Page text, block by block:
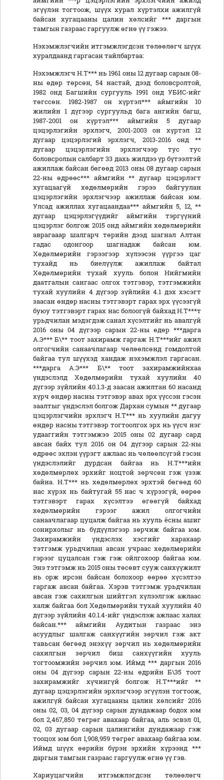
эгүүлэн тогтоож, шүүх хурал хүртэлхи ажилгүй
байсан хугацааны цалин хөлсийг *** даргын
тамгын газраас гаргуулж өгнө үү гэжээ.
Нэхэмжлэгчийн итгэмжлэгдсэн төлөөлөгч шүүх
хуралдаанд гаргасан тайлбартаа:
Нэхэмжлэгч Н.Т*** нь 1961 оны 12 дугаар сарын 08-
ны өдөр төрсөн, 54 настай, дээд боловсролтой,
1982 онд Багшийн сургууль 1991 онд УБИС-ийг
төгссөн. 1982-1987 он хүртэл*** аймгийн 10
жилийн 1 дүгээр сургуульд бага ангийн багш,
1987-2001 он хүртэл*** аймгийн 5 дугаар
цэцэрлэгийн эрхлэгч, 2001-2003 он хүртэл 12
дугаар цэцэрлэгий эрхлэгч, 2013-2016 онд **
дугаар цэцэрлэгийн эрхлэгчээр тус тус
боловсролын салбарт 33 дахь жилдээ үр бүтээлтэй
ажиллаж байсан бөгөөд 2013 оны 08 дугаар сарын
22-ны өдрөөс*** аймгийн ** дугаар цэцэрлэгт
хугацаагүй хөдөлмөрийн гэрээ байгуулан
цэцэрлэгийн эрхлэгчээр ажиллаж байсан юм.
Улсад ажиллах хугацаандаа*** аймгийн 5, 12, **
дугаар цэцэрлэгүүдийг аймгийн тэргүүний
цэцэрлэг болгож 2015 онд аймгийн хөдөлмөрийн
аврагааар шалгарч төрийн дээд шагнал Алтан
гадас одонгоор шагнадаж байсан юм.
Хөдөлмөрийн гэрээгээр хүлээсэн үүргээ цаг
тухайд нь биелүүлж ажиллаж байтал
Хөдөлмөрийн тухай хууль болон Нийгмийн
даатгалын сангаас олгох тэтгэвэр, тэтгэмжийн
тухай хуулийн 4 дүгээр зүйлийн 4.1 дэх хэсэгт
заасан өндөр насны тэтгэвэрт гарах эрх үүсээгүй
буюу тэтгэвэрт гарах нас болоогүй байхад Н.Т***т
урьдчилан мэдэгдэж санал хүсэлтийг нь авалгүй
2016 оны 04 дүгээр сарын 22-ны өдөр ***дарга
А.Э*** Б\** тоот захирамж гаргаж Н.Т***ийг ажил
олгогчийн санаачлагаар чөлөөлсөнд гомдолтой
байгаа тул шүүхэд хандаж нэхэмжлэл гаргасан.
***дарга А.Э*** Б\** тоот захирамжийнхаа
үндэслэлд Хөдөлмөрийн тухай хуулийн 40
дүгээр зүйлийн 40.1.3-д заасан ажилтан 60 насанд
хүрч өндөр насны тэтгэвэр авах эрх үүссэн гэсэн
заалтыг үндэслэл болгож Дархан сумын ** дугаар
цэцэрлэгчийн эрхлэгч Н.Т*** нь хуулийн дагуу
өндөр насны тэтгэвэр тогтоолгох эрх нь үүсч нэг
удааггийн тэтгэмжээ 2015 оны 02 дугаар сард
авсан байх тул 2016 он 04 дүгээр сарын 22-ны
өдрөөс эхлэн үүрэгт ажлаас нь чөлөөлсүгэй гэсэн
үндэслэлийг дурдсан байгаа нь Н.Т***ийн
хөдөлмөрлөх эрхийг ноцтой зөрчсөн гэж үзэж
байна. Н.Т*** нь хөдөлмөрлөх эрхтэй бөгөөд 60
нас хүрэх нь байтугай 55 нас ч хүрээгүй, өөрөө
тэтгэвэрт гарах хүсэлтээ өгөөгүй байхад
хөдөлмөрийн гэрээг ажил олгогчийн
санаачлагаар цуцалж байгаа нь хууль ёсны ашиг
сонирхолыг нь бүдүүлэгээр зөрчиж байгаа юм.
Захирамжийн үндэслэх хэсгийг харахаар
тэтгэмж урьдчилан авсан учраас хөдөлмөрийн
гэрээг цуцалсан гэж гэж ойлгохоор байгаа юм.
Энэ тэтгэмж нь 2015 оны төсөвт сууж санхүүжилт
нь орж ирсэн байсан болохоор өөрөө хүсэлтээ
гаргаж авсан байгаа. Хэрэв тэтгэмж урьдчилан
авсан гэж сахилгын шийтгэл хүлээлгэж ажлаас
халж байгаа бол Хөдөлмөрийн тухай хуулийн 40
дүгээр зүйлийн 40.1.4-ийг үндэслэж ажлаас халах
байсан.*** аймгийн Аудитын газраас энэ
асуудлыг шалгаж санхүүгийн зөрчил гэж акт
тавьсан бөгөөд энэхүү зөрчил нь хөдөлмөрийн
сахилгын зөрчил биш санхүүгийн хууль
тогтоомжийн зөрчил юм. Иймд *** даргын 2016
оны 04 дүгээр сарын 22-ны өдрийн Б\35 тоот
захирамжийг хүчингүй болгож Н.Т***ийг **
дугаар цэцэрлэгийн эрхлэгчээр эгүүлэн тогтоож,
ажилгүй байсан хугацааны цалин хөлсийг 2016
оны 02, 03, 04 дүгээр сарын дундажаар бодох юм
бол 2,467,850 төгрөг авахаар байгаа, аль эсвэл 01,
02, 03 дугаар сарын цалингийн дундажаар гэж
тооцох юм бол 1,908,959 төгрөг авахаар байгаа юм.
Иймд шүүх өөрийн бүрэн эрхийн хүрээнд ***
даргын тамгын газраас гаргуулж өгнө үү гэв.
Хариуцагчийн итгэмжлэгдсэн төлөөлөгч